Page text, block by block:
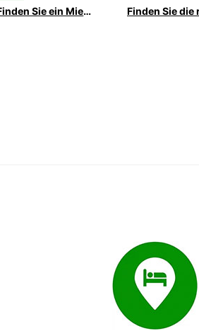
Finden Sie ein Mietfahrzeug mit der perfekten Anzahl an Sitzen